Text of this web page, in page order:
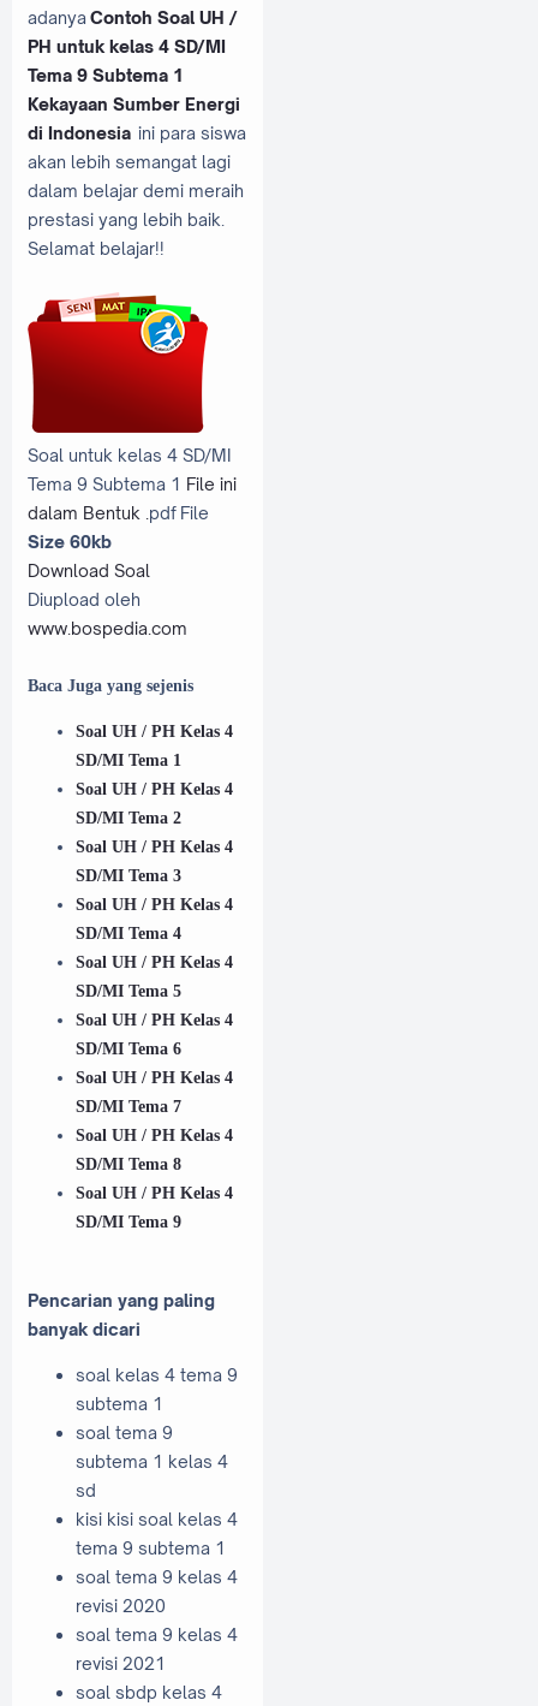
adanya Contoh Soal UH /
PH untuk kelas 4 SD/MI
Tema 9 Subtema 1
Kekayaan Sumber Energi
di Indonesia ini para siswa
akan lebih semangat lagi
dalam belajar demi meraih
prestasi yang lebih baik.
Selamat belajar!!
Soal untuk kelas 4 SD/MI
Tema 9 Subtema 1 File ini
dalam Bentuk . pdf File
Size 60kb
Download Soal
Diupload oleh
www.bospedia.com
Baca Juga yang sejenis
Soal UH / PH Kelas 4
SD/MI Tema 1
Soal UH / PH Kelas 4
SD/MI Tema 2
Soal UH / PH Kelas 4
SD/MI Tema 3
Soal UH / PH Kelas 4
SD/MI Tema 4
Soal UH / PH Kelas 4
SD/MI Tema 5
Soal UH / PH Kelas 4
SD/MI Tema 6
Soal UH / PH Kelas 4
SD/MI Tema 7
Soal UH / PH Kelas 4
SD/MI Tema 8
Soal UH / PH Kelas 4
SD/MI Tema 9
Pencarian yang paling
banyak dicari
soal kelas 4 tema 9
subtema 1
soal tema 9
subtema 1 kelas 4
sd
kisi kisi soal kelas 4
tema 9 subtema 1
soal tema 9 kelas 4
revisi 2020
soal tema 9 kelas 4
revisi 2021
soal sbdp kelas 4